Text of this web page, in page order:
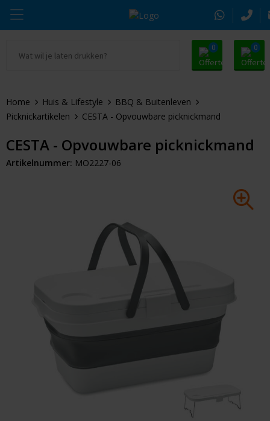
0 0
Drinkwaren
Tassen & Reizen
Sleutelhangers & Tools
Outdoor & Vrije Tijd
Auto & Veiligheid
Alle promosnoepje
Zomer
Kerst
Thule
Alle merken
Home Huis & Lifestyle
BBQ & Buitenleven
Picknickartikelen
CESTA - Opvouwbare picknickmand
CESTA - Opvouwbare picknickmand
Artikelnummer: MO2227-06